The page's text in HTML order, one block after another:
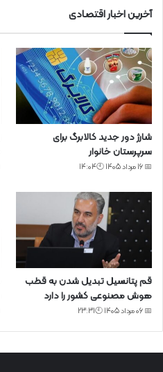
آخرین اخبار اقتصادی
شارژ دور جدید کالابرگ برای
سرپرستان خانوار
📅 16 مرداد 1405 🕙14:04
قم پتانسیل تبدیل شدن به قطب
هوش مصنوعی کشور را دارد
📅 06 مرداد 1405 🕙23:31